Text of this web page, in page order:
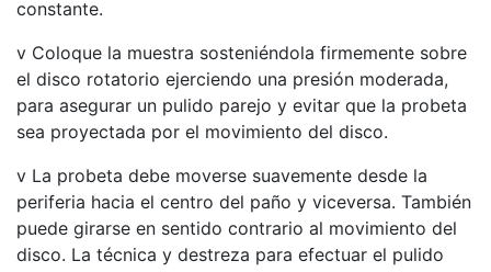
constante.
v Coloque la muestra sosteniéndola firmemente sobre
el disco rotatorio ejerciendo una presión moderada,
para asegurar un pulido parejo y evitar que la probeta
sea proyectada por el movimiento del disco.
v La probeta debe moverse suavemente desde la
periferia hacia el centro del paño y viceversa. También
puede girarse en sentido contrario al movimiento del
disco. La técnica y destreza para efectuar el pulido